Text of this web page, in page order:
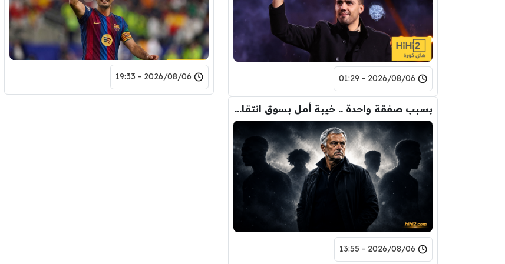
2026/08/06 - 01:29
2026/08/06 - 19:33
بسبب صفقة واحدة .. خيبة أمل بسوق انتقالات ريال مدريد !
2026/08/06 - 13:55